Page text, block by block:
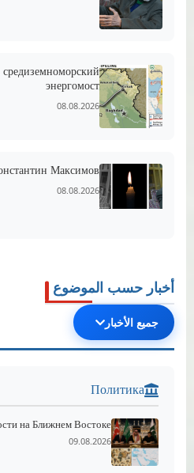
энергомост
08.08.2026
Максимов
08.08.2026
أخبار حسب الموضوع
جميع الأخبار
Политика
на Ближнем Востоке
09.08.2026